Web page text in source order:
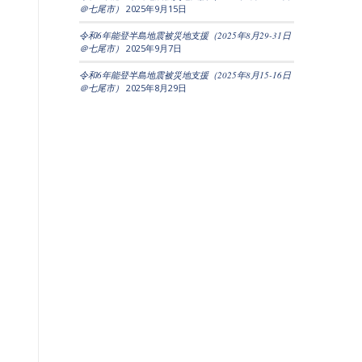
＠七尾市） 2025年9月15日
令和6年能登半島地震被災地支援（2025年8月29-31日
＠七尾市） 2025年9月7日
令和6年能登半島地震被災地支援（2025年8月15-16日
＠七尾市） 2025年8月29日